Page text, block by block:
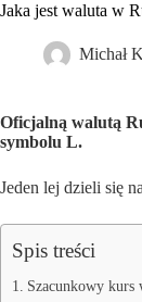
Jaka jest waluta w
Michał
Oficjalną walutą
symbolu L.
Jeden lej dzieli się na
Spis treści
Szacunkowy